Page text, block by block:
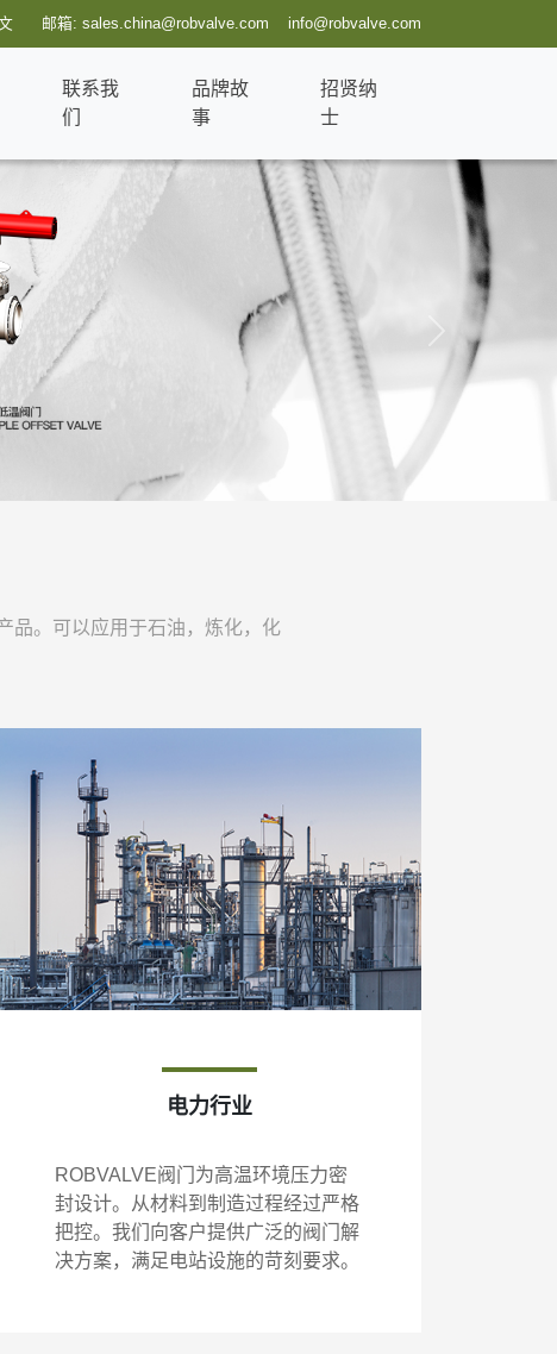
邮箱: sales.china@robvalve.com info@robvalve.com
联系我
们
品牌故
事
招贤纳
士
Next
品。可以应用于石油，炼化，化
电力行业
ROBVALVE阀门为高温环境压力密
封设计。从材料到制造过程经过严格
把控。我们向客户提供广泛的阀门解
决方案，满足电站设施的苛刻要求。